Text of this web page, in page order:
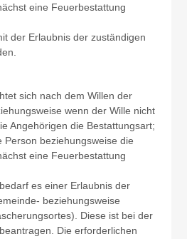
eine Feuerbestattung
der Erlaubnis der zuständigen
sich nach dem Willen der
wenn der Wille nicht
Angehörigen die Bestattungsart;
beziehungsweise die
eine Feuerbestattung
es einer Erlaubnis der
beziehungsweise
Diese ist bei der
Die erforderlichen